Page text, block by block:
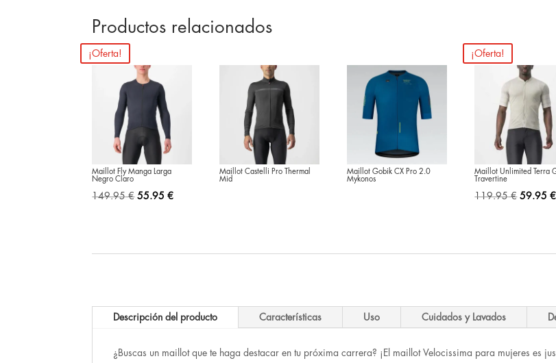
Productos relacionados
¡Oferta!
Maillot Fly Manga Larga
Negro Claro
149.95 € El
55.95 €El
Maillot Castelli Pro Thermal
Mid
Maillot Gobik CX Pro 2.0
Mykonos
¡Oferta!
Maillot Unlimited Terra
Travertine
119.95 € El
59.95 €
Descripción del producto Características Uso Cuidados y Lavados
¿Buscas un maillot que te haga destacar en tu próxima carrera? ¡El maillot Velocissima para mujeres es